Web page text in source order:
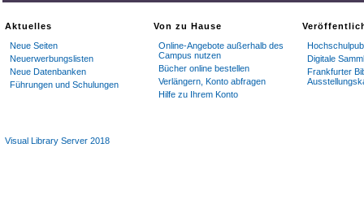
Aktuelles
Neue Seiten
Neuerwerbungslisten
Neue Datenbanken
Führungen und Schulungen
Von zu Hause
Online-Angebote außerhalb des
Campus nutzen
Bücher online bestellen
Verlängern, Konto abfragen
Hilfe zu Ihrem Konto
Digitale
Frankfurter
Visual Library Server 2018